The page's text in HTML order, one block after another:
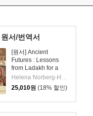
서/번역서
[원서] Ancient
Futures : Lessons
from Ladakh for a
Globalizing World Helena Norberg-Hodge
25,010원 (18% 할인)